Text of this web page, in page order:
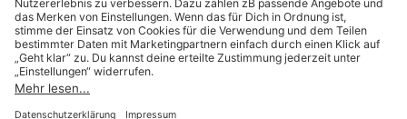
ImpressumAGBDatenschutzWiderruf Vertrag widerrufen
© Copyright 2026 GOTOOLS GmbH - Alle Rechte vorbehalten. powered by
createyourtemplate